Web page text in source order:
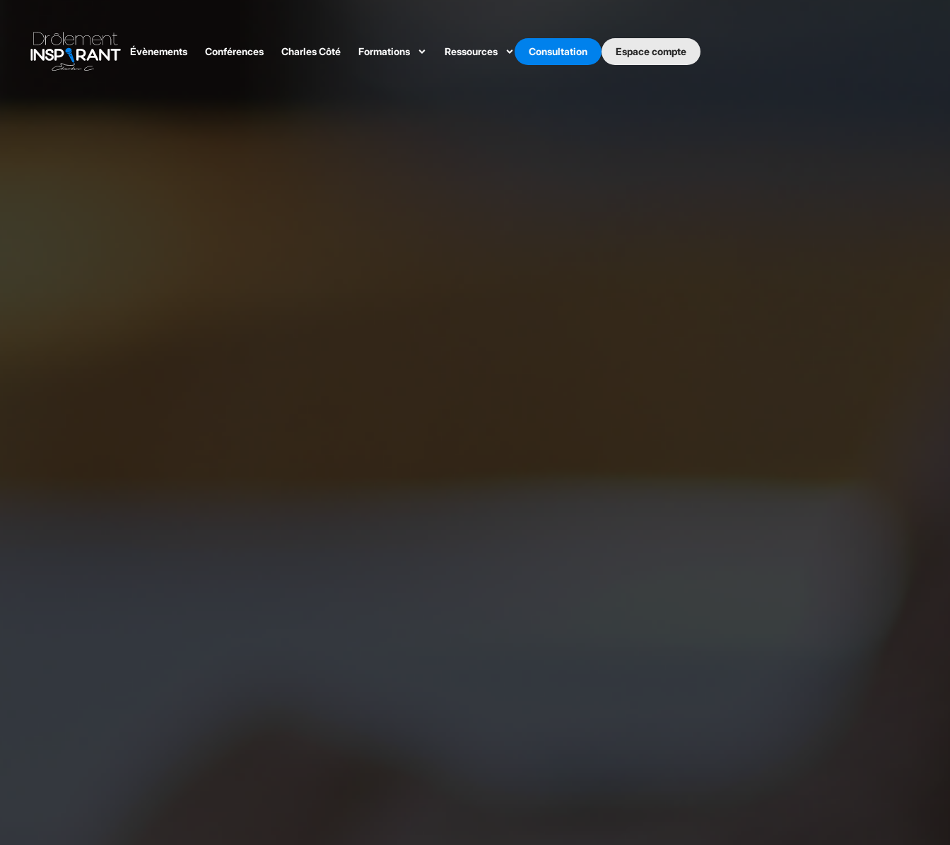
Évènements Conférences Charles Côté Formations Ressources Consultation Espace compte